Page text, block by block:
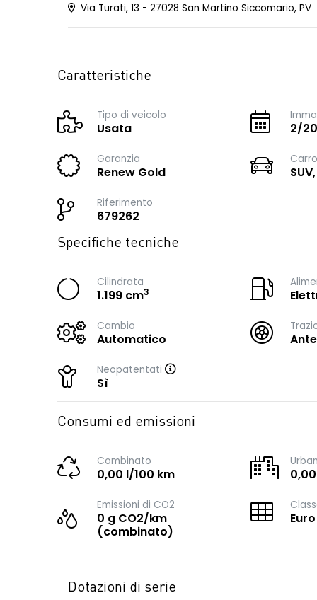
Via Turati, 13 - 27028 San Martino Siccomario, PV
Caratteristiche
Tipo di veicolo
Usata 2/
Garanzia
Renew Gold
Riferimento
679262
Specifiche tecniche
Cilindrata
1.199 cm3
Cambio
Automatico
Neopatentati
Sì
Consumi ed emissioni
Combinato
0,00 l/100 km
Emissioni di CO2
0 g CO2/km
(combinato)
Dotazioni di serie